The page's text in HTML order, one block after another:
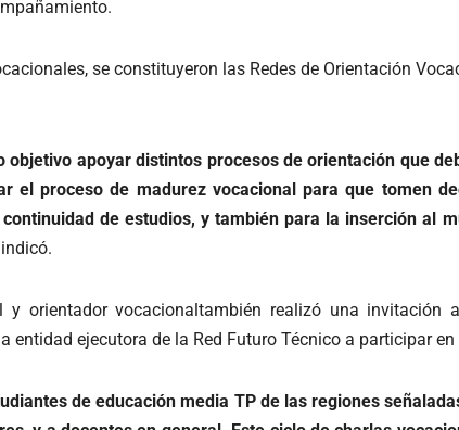
se constituyeron las Redes de Orientación
objetivo apoyar distintos procesos de orientación que
el proceso de madurez vocacional para que tomen
de estudios, y también para la inserción al
indicó.
y orientador vocacionaltambién realizó una
entidad ejecutora de la Red Futuro Técnico a participar
de educación media TP de las regiones